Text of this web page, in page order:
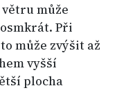
může
Při
může zvýšit až
vyšší
plocha